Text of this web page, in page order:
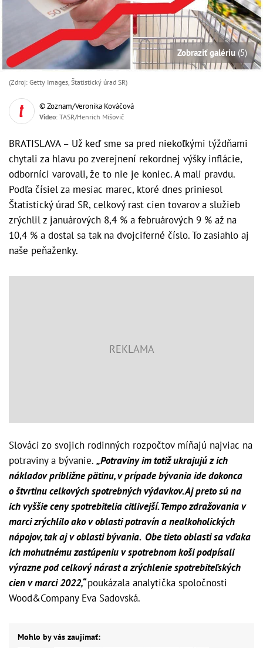
Zobraziť galériu (5)
(Zdroj: Getty Images, Štatistický úrad SR)
© Zoznam/Veronika Kováčová
Video: TASR/Henrich Mišovič
BRATISLAVA – Už keď sme sa pred niekoľkými týždňami
chytali za hlavu po zverejnení rekordnej výšky inflácie,
odborníci varovali, že to nie je koniec. A mali pravdu.
Podľa čísiel za mesiac marec, ktoré dnes priniesol
Štatistický úrad SR, celkový rast cien tovarov a služieb
zrýchlil z januárových 8,4 % a februárových 9 % až na
10,4 % a dostal sa tak na dvojciferné číslo. To zasiahlo aj
naše peňaženky.
Slováci zo svojich rodinných rozpočtov míňajú najviac na
potraviny a bývanie. „Potraviny im totiž ukrajujú z ich
nákladov približne pätinu, v prípade bývania ide dokonca
o štvrtinu celkových spotrebných výdavkov. Aj preto sú na
ich vyššie ceny spotrebitelia citlivejší. Tempo zdražovania v
marci zrýchlilo ako v oblasti potravín a nealkoholických
nápojov, tak aj v oblasti bývania. Obe tieto oblasti sa vďaka
ich mohutnému zastúpeniu v spotrebnom koši podpísali
výrazne pod celkový nárast a zrýchlenie spotrebiteľských
cien v marci 2022,“poukázala analytička spoločnosti
Wood&Company Eva Sadovská.
Mohlo by vás zaujímať: